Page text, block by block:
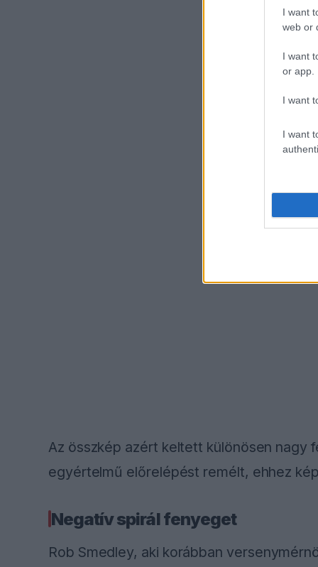
I want
web or
I want
or app.
I want
I want
Az összkép azért keltett különösen nagy
egyértelmű előrelépést remélt, ehhez
Negatív spirál fenyeget
Rob Smedley, aki korábban